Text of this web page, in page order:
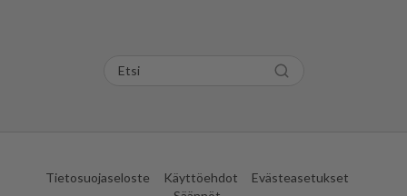
Tietosuojaseloste Käyttöehdot
Evästeasetukset